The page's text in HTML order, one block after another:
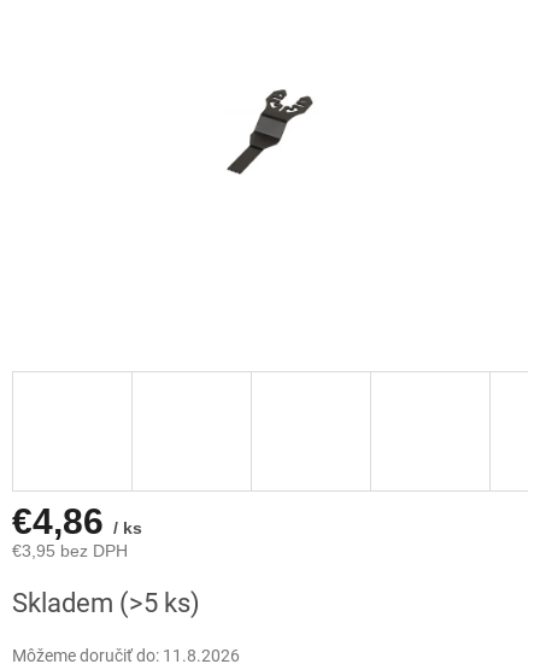
€4,86 / ks
€3,95 bez DPH
cena:
Skladem (>5 ks)
Môžeme doručiť do: 11.8.2026